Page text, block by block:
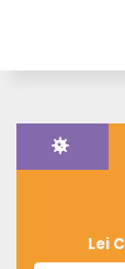
Lei